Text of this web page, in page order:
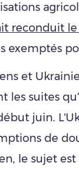
reconduit
exemptés
et
les suites
juin.
de
le sujet